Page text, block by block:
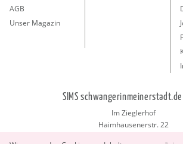
AGB
Unser Magazin
SIMS schwangerinmeinerstadt.de
Im Zieglerhof
Haimhausenerstr. 22